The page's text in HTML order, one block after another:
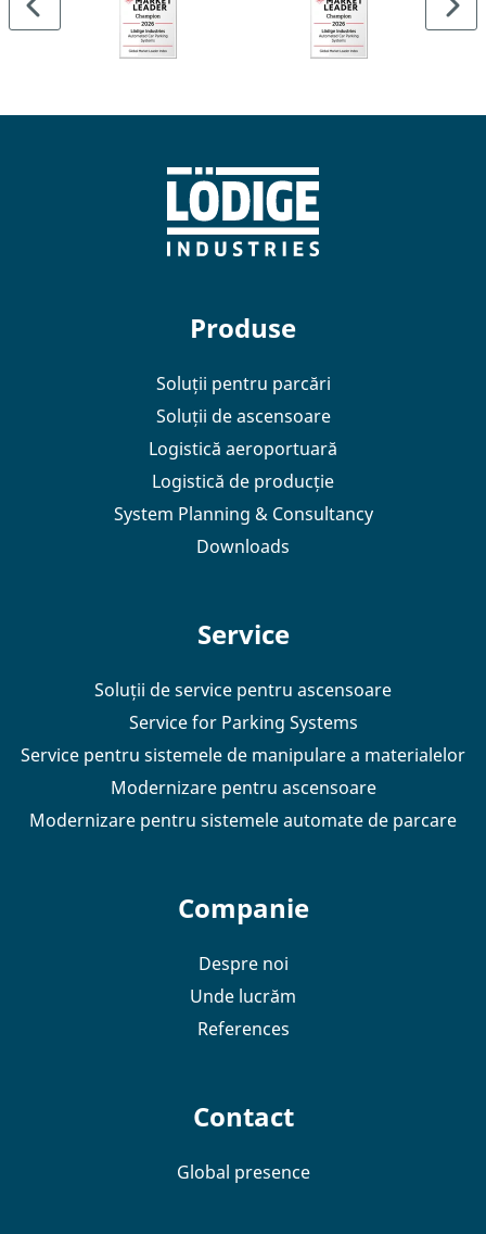
Produse
Soluții pentru parcări
Soluții de ascensoare
Logistică aeroportuară
Logistică de producție
System Planning & Consultancy
Downloads
Service
Soluții de service pentru ascensoare
Service for Parking Systems
Service pentru sistemele de manipulare a materialelor
Modernizare pentru ascensoare
Modernizare pentru sistemele automate de parcare
Companie
Despre noi
Unde lucrăm
References
Contact
Global presence